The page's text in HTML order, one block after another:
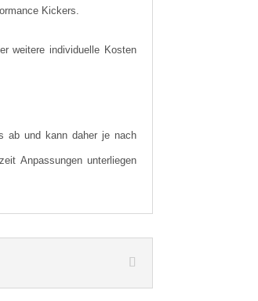
Kickers.
weitere individuelle Kosten
ab und kann daher je nach
Anpassungen unterliegen